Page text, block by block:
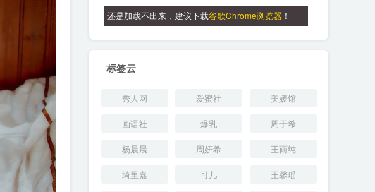
还是加载不出来，建议下载谷歌Chrome浏览器 ！
标签云
秀人网 爱蜜社 美媛馆
画语社 爆乳 周于希
杨晨晨 周妍希 王雨纯
绮里嘉 可儿 王馨瑶